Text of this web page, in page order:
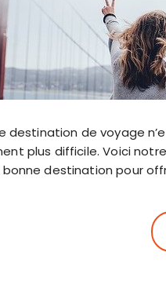
destination de voyage
plus difficile. Voici
destination pour